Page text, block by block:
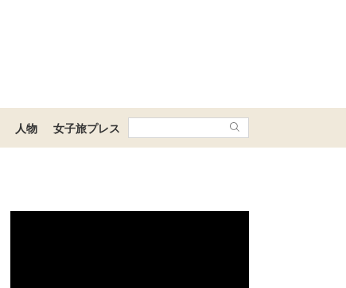
人物 女子旅プレス